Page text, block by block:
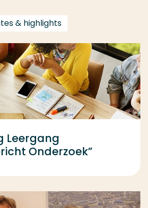
& highlights
Leergang
Onderzoek”